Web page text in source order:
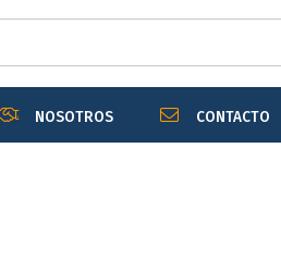
NOSOTROS CONTACTO